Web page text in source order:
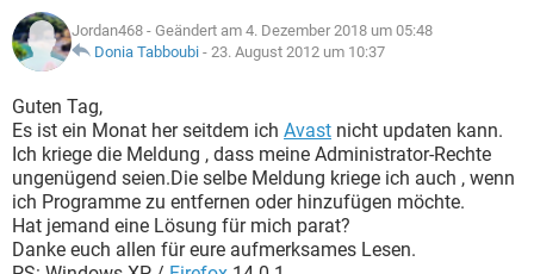
FACEBOOK
WHATSAPP TIKTOK
FACEBOOK
ANDROID
WINDOWS 10 INSTAGRAM
WHATSAPP
FACEBOOK HARDWARE
SPIELE STREAMING
ANDROID
WINDOWS 10
WHATSAPP TIKTOK
FACEBOOK HARDWARE
LEXIKON
SPIELE
ANDROID IOS
WINDOWS 10 INSTAGRAM
WHATSAPP
FACEBOOK HARDWARE
Jordan468 - Geändert am 4. Dezember 2018 um 05:48
Donia Tabboubi - 23. August 2012 um 10:37
Guten Tag,
Es ist ein Monat her seitdem ich Avast nicht updaten kann.
Ich kriege die Meldung , dass meine Administrator-Rechte
ungenügend seien.Die selbe Meldung kriege ich auch , wenn
ich Programme zu entfernen oder hinzufügen möchte.
Hat jemand eine Lösung für mich parat?
Danke euch allen für eure aufmerksames Lesen.